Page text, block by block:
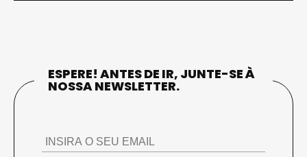
ESPERE! ANTES DE IR, JUNTE-SE À
NOSSA NEWSLETTER.